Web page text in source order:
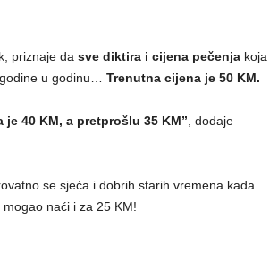
priznaje da sve diktira i cijena pečenja koja
u godinu… Trenutna cijena je 50 KM.
je 40 KM, a pretprošlu 35 KM” , dodaje
se sjeća i dobrih starih vremena kada
naći i za 25 KM!